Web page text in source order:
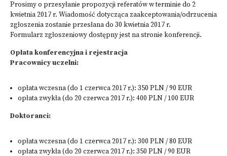
Prosimy o przesyłanie propozycji referatów w terminie do 2
kwietnia 2017 r. Wiadomość dotycząca zaakceptowania/odrzucenia
zgłoszenia zostanie przesłana do 30 kwietnia 2017 r.
Formularz zgłoszeniowy dostępny jest na stronie konferencji.
Opłata konferencyjna i rejestracja
Pracownicy uczelni:
opłata wczesna (do 1 czerwca 2017 r.): 350 PLN / 90 EUR
opłata zwykła (do 20 czerwca 2017 r.): 400 PLN / 100 EUR
Doktoranci:
opłata wczesna (do 1 czerwca 2017 r.): 300 PLN / 80 EUR
opłata zwykła (do 20 czerwca 2017 r.): 350 PLN / 90 EUR